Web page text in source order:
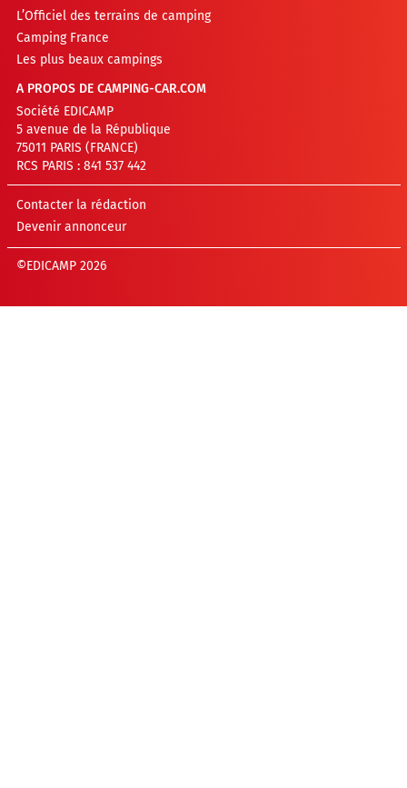
L’Officiel des terrains de camping
Camping France
Les plus beaux campings
A PROPOS DE CAMPING-CAR.COM
Société EDICAMP
5 avenue de la République
75011 PARIS (FRANCE)
RCS PARIS : 841 537 442
Contacter la rédaction
Devenir annonceur
©EDICAMP 2026